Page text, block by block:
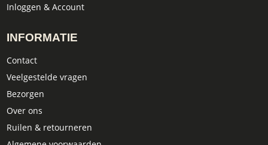
Inloggen & Account
INFORMATIE
Contact
Veelgestelde vragen
Bezorgen
Over ons
Ruilen & retourneren